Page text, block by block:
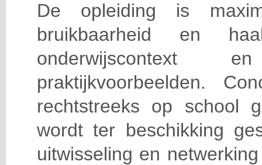
De opleiding is
bruikbaarheid en
praktijkvoorbeelden.
rechtstreeks op school
wordt ter beschikking
uitwisseling en